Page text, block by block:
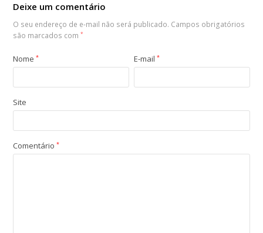
Deixe um comentário
O seu endereço de e-mail não será publicado. Campos obrigatórios
são marcados com*
Nome* E-mail*
Site
Comentário*